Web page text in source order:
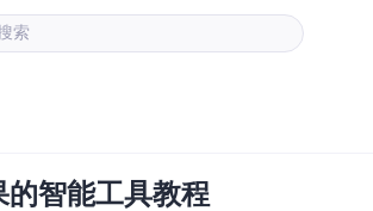
索
智能工具教程